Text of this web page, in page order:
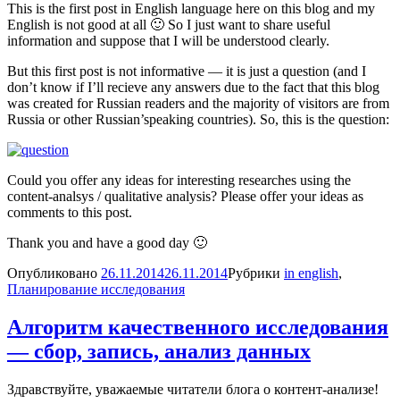
This is the first post in English language here on this blog and my
English is not good at all 🙂 So I just want to share useful
information and suppose that I will be understood clearly.
But this first post is not informative — it is just a question (and I
don’t know if I’ll recieve any answers due to the fact that this blog
was created for Russian readers and the majority of visitors are from
Russia or other Russian’speaking countries). So, this is the question:
Could you offer any ideas for interesting researches using the
content-analsys / qualitative analysis? Please offer your ideas as
comments to this post.
Thank you and have a good day 🙂
Опубликовано 26.11.201426.11.2014Рубрики in english,
Планирование исследования
Алгоритм качественного исследования
— сбор, запись, анализ данных
Здравствуйте, уважаемые читатели блога о контент-анализе!